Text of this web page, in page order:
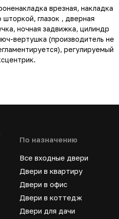
врезная, накладка
шторкой, глазок , дверная
ночная задвижка, цилиндр
вертушка (производитель не
регулируемый
По назначению
Все входные двери
Двери в квартиру
Двери в офис
Двери в коттедж
Двери для дачи